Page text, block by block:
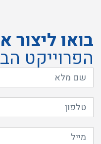
בואו ליצור
הפרוייקט